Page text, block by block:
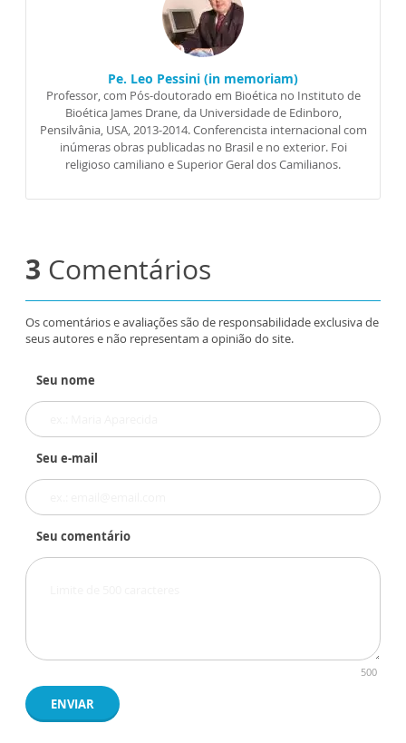
Pe. Leo Pessini (in memoriam)
Professor, com Pós-doutorado em Bioética no Instituto de
Bioética James Drane, da Universidade de Edinboro,
Pensilvânia, USA, 2013-2014. Conferencista internacional com
inúmeras obras publicadas no Brasil e no exterior. Foi
religioso camiliano e Superior Geral dos Camilianos.
3 Comentários
Os comentários e avaliações são de responsabilidade exclusiva de
seus autores e não representam a opinião do site.
Seu nome
Seu e-mail
Seu comentário
500
ENVIAR